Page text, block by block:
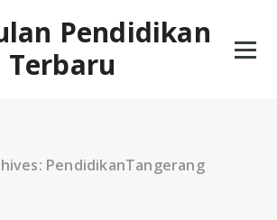
Pendidikan
Terbaru
PendidikanTangerang